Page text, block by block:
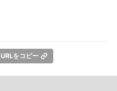
URLをコピー